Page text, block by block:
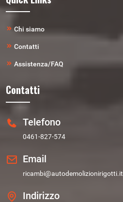
Chi siamo
Contatti
Assistenza/FAQ
Contatti
Telefono
0461-827-574
Email
ricambi@autodemolizionirigotti.it
Indirizzo